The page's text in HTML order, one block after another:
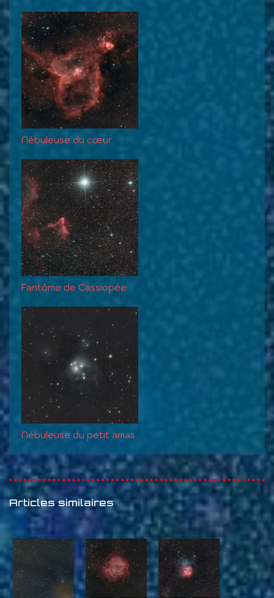
Nébuleuse du cœur
Fantôme de Cassiopée
Nébuleuse du petit amas
Articles similaires